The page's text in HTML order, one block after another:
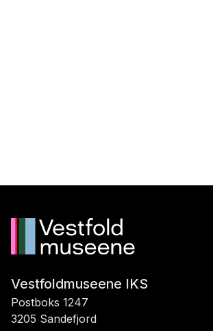
Vestfoldmuseene IKS
Postboks 1247
3205 Sandefjord